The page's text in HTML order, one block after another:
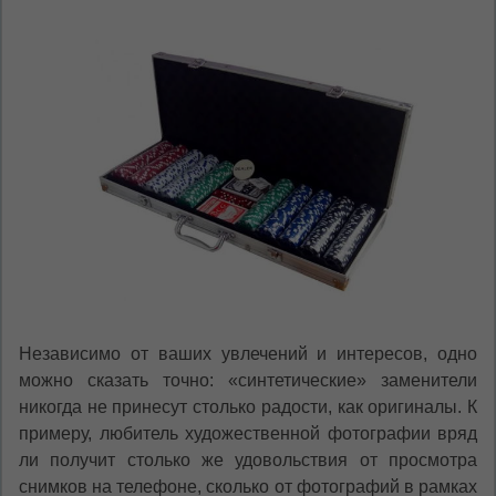
Независимо от ваших увлечений и интересов, одно
можно сказать точно: «синтетические» заменители
никогда не принесут столько радости, как оригиналы. К
примеру, любитель художественной фотографии вряд
ли получит столько же удовольствия от просмотра
снимков на телефоне, сколько от фотографий в рамках